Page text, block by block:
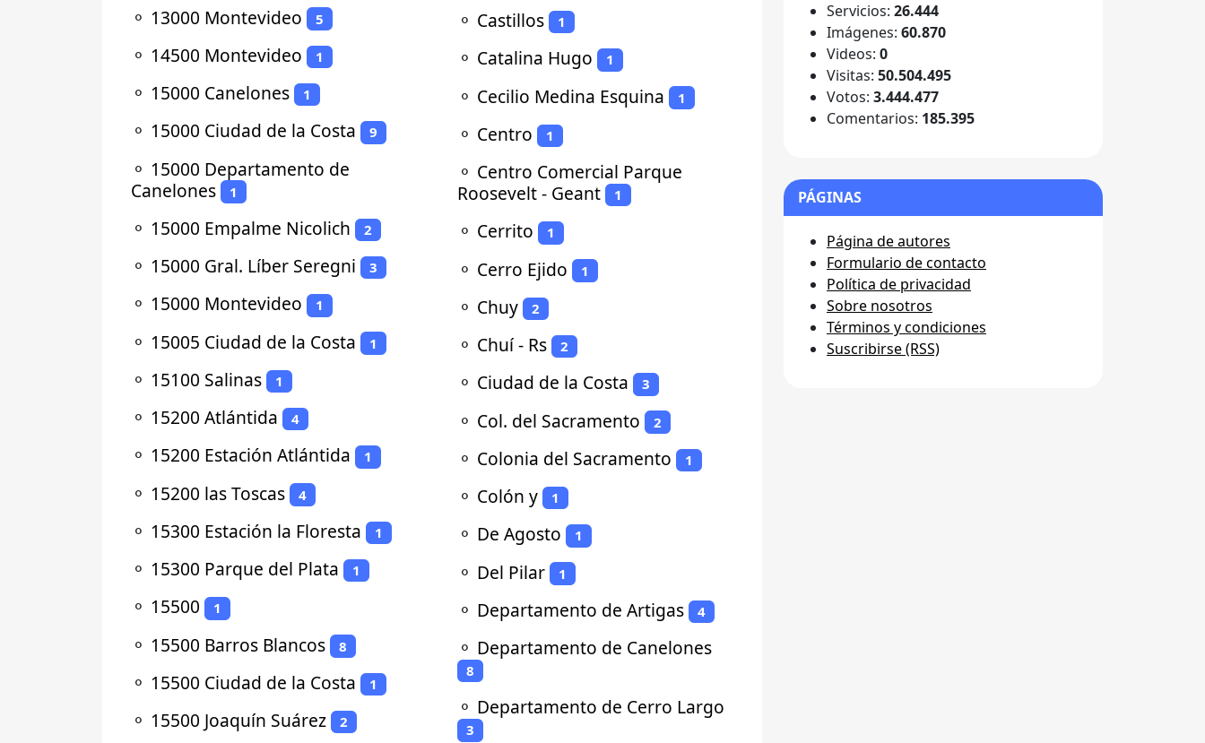
⚬ 13000 Montevideo 5
⚬ 14500 Montevideo 1
⚬ 15000 Canelones 1
⚬ 15000 Ciudad de la Costa 9
⚬ 15000 Departamento de
Canelones
1
⚬ 15000 Empalme Nicolich 2
⚬ 15000 Gral. Líber Seregni 3
⚬ 15000 Montevideo 1
⚬ 15005 Ciudad de la Costa 1
⚬ 15100 Salinas 1
⚬ 15200 Atlántida 4
⚬ 15200 Estación Atlántida 1
⚬ 15200 las Toscas 4
⚬ 15300 Estación la Floresta 1
⚬ 15300 Parque del Plata 1
⚬ 15500 1
⚬ 15500 Barros Blancos 8
⚬ 15500 Ciudad de la Costa 1
⚬ 15500 Joaquín Suárez 2
⚬ Castillos 1
⚬ Catalina Hugo 1
⚬ Cecilio Medina Esquina 1
⚬ Centro 1
⚬ Centro Comercial Parque
Roosevelt - Geant
1
⚬ Cerrito 1
⚬ Cerro Ejido 1
⚬ Chuy 2
⚬ Chuí - Rs 2
⚬ Ciudad de la Costa 3
⚬ Col. del Sacramento 2
⚬ Colonia del Sacramento 1
⚬ Colón y 1
⚬ De Agosto 1
⚬ Del Pilar 1
⚬ Departamento de Artigas 4
⚬ Departamento de Canelones
8
⚬ Departamento de Cerro Largo
3
Servicios: 26.444
Imágenes: 60.870
Videos: 0
Visitas: 50.504.495
Votos: 3.444.477
Comentarios: 185.395
PÁGINAS
Página de autores
Formulario de contacto
Política de privacidad
Sobre nosotros
Términos y condiciones
Suscribirse (RSS)